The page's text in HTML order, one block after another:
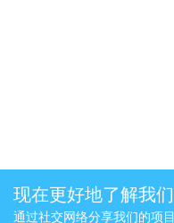
现在更好地了解我们
通过社交网络分享我们的项目